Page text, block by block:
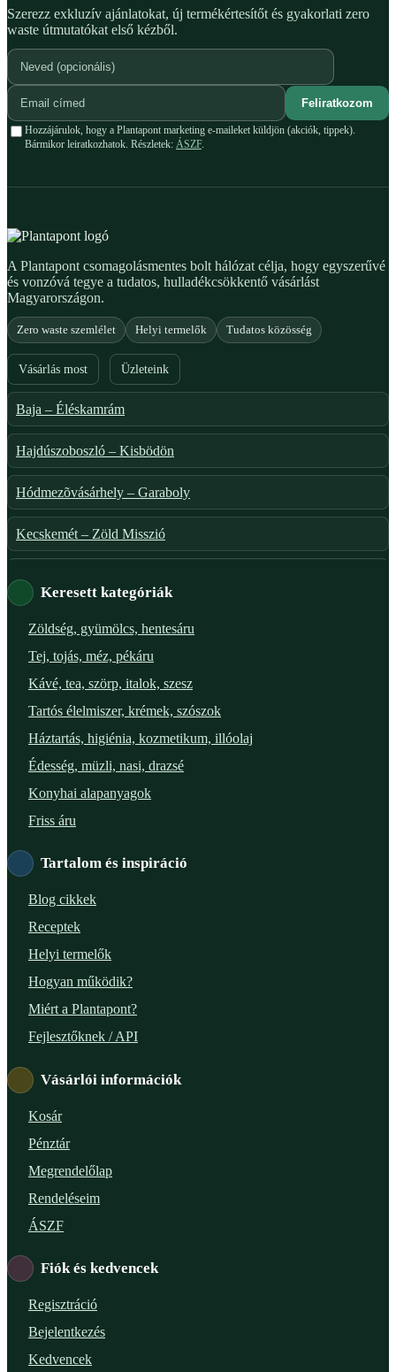
Szerezz exkluzív ajánlatokat, új termékértesítőt és gyakorlati zero
waste útmutatókat első kézből.
Feliratkozom
Hozzájárulok, hogy a Plantapont marketing e-maileket küldjön (akciók, tippek).
Bármikor leiratkozhatok. Részletek: ÁSZF.
A Plantapont csomagolásmentes bolt hálózat célja, hogy egyszerűvé
és vonzóvá tegye a tudatos, hulladékcsökkentő vásárlást
Magyarországon.
Zero waste szemlélet Helyi termelők Tudatos közösség
Vásárlás most Üzleteink
Baja – Éléskamrám
Hajdúszoboszló – Kisbödön
Hódmezõvásárhely – Garaboly
Kecskemét – Zöld Misszió
XI. ker. – Lemérem
XVIII. ker. – Eni Mag-ház
Keresett kategóriák
Zöldség, gyümölcs, hentesáru
Tej, tojás, méz, pékáru
Kávé, tea, szörp, italok, szesz
Tartós élelmiszer, krémek, szószok
Háztartás, higiénia, kozmetikum, illóolaj
Édesség, müzli, nasi, drazsé
Konyhai alapanyagok
Friss áru
Tartalom és inspiráció
Blog cikkek
Receptek
Helyi termelők
Hogyan működik?
Miért a Plantapont?
Fejlesztőknek / API
Vásárlói információk
Kosár
Pénztár
Megrendelőlap
Rendeléseim
ÁSZF
Fiók és kedvencek
Regisztráció
Bejelentkezés
Kedvencek